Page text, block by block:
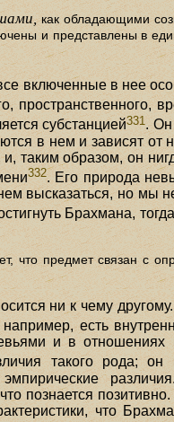
как обладающими
и представлены в
включенные в нее
пространственного,
субстанцией331 . Он
в нем и зависят
таким образом, он
332. Его природа
высказаться, но мы
Брахмана,
что предмет связан с
ни к чему
есть
и в отношениях
такого рода;
познается
что